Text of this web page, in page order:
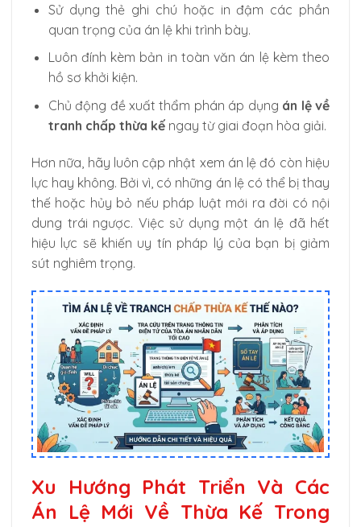
Sử dụng thẻ ghi chú hoặc in đậm các phần
quan trọng của án lệ khi trình bày.
Luôn đính kèm bản in toàn văn án lệ kèm theo
hồ sơ khởi kiện.
Chủ động đề xuất thẩm phán áp dụng án lệ về
tranh chấp thừa kếngay từ giai đoạn hòa giải.
Hơn nữa, hãy luôn cập nhật xem án lệ đó còn hiệu
lực hay không. Bởi vì, có những án lệ có thể bị thay
thế hoặc hủy bỏ nếu pháp luật mới ra đời có nội
dung trái ngược. Việc sử dụng một án lệ đã hết
hiệu lực sẽ khiến uy tín pháp lý của bạn bị giảm
sút nghiêm trọng.
Xu Hướng Phát Triển Và Các
Án Lệ Mới Về Thừa Kế Trong